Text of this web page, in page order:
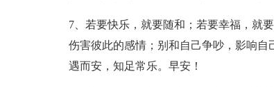
7、若要快乐，就要随和；若要幸福，就
伤害彼此的感情；别和自己争吵，影响
遇而安，知足常乐。早安！